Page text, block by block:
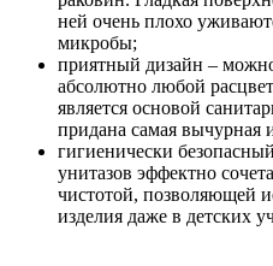
ней очень плохо
микробы;
приятный дизайн –
абсолютно любой
является основой
придана самая вычурная
гигиенически
унитазов эффектно
чистотой, позволяющей
изделия даже в детских